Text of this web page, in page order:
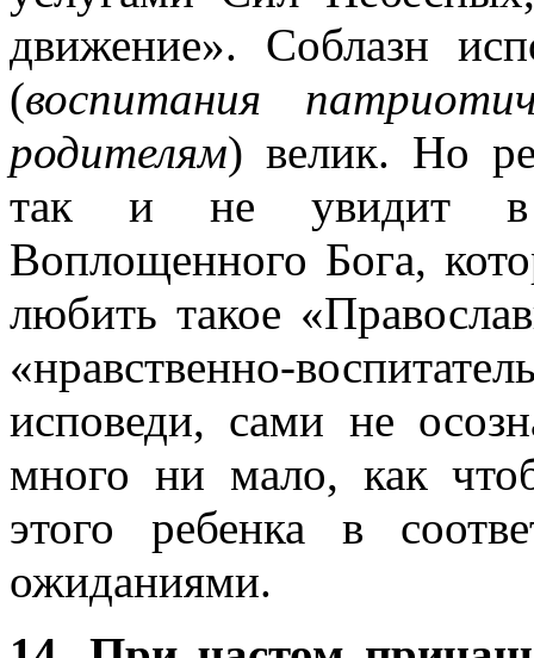
движение». Соблазн
(воспитания
родителям) велик. Но
так и не увидит в
Воплощенного Бога,
любить такое
«нравственно-
исповеди, сами не
много ни мало, как
этого ребенка в
ожиданиями.